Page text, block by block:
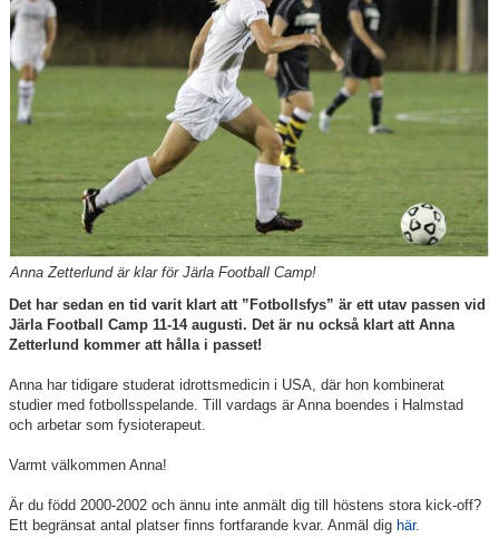
Vårdnadshavare
Sponsorer
Stipendier
Styrelse och Årsmöte
Kvalitetsklubb
Anna Zetterlund är klar för Järla Football Camp!
Det har sedan en tid varit klart att ”Fotbollsfys” är ett utav passen vid
Järla Football Camp 11-14 augusti. Det är nu också klart att Anna
Zetterlund kommer att hålla i passet!
Anna har tidigare studerat idrottsmedicin i USA, där hon kombinerat
studier med fotbollsspelande. Till vardags är Anna boendes i Halmstad
och arbetar som fysioterapeut.
Varmt välkommen Anna!
Är du född 2000-2002 och ännu inte anmält dig till höstens stora kick-off?
Ett begränsat antal platser finns fortfarande kvar. Anmäl dig här.